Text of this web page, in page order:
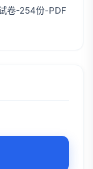
卷-254份-PDF